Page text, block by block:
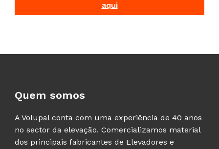
aqui
Quem somos
A Volupal conta com uma experiência de 40 anos
no sector da elevação. Comercializamos material
dos principais fabricantes de Elevadores e